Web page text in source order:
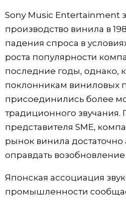
Sony Music Entertainment
производство винила в
падения спроса в
роста популярности
последние годы, однако,
поклонникам виниловых
присоединились более
традиционного звучания.
представителя SME,
рынок винила достаточно
оправдать
Японская ассоциация
промышленности